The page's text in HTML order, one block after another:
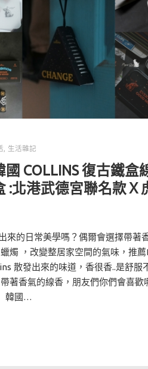
生活雜記
COLLINS 復古鐵盒
:北港武德宮聯名款Ｘ
來的日常美學嗎？偶爾會選擇帶著
燭 ，改變整居家空間的氣味，推薦
散發出來的味道，香很香..是舒服
著香氣的線香，朋友們你們會喜歡
韓國…